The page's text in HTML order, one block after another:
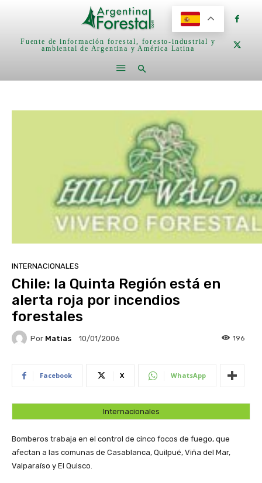
Fuente de información forestal, foresto-industrial y
ambiental de Argentina y América Latina
INTERNACIONALES
Chile: la Quinta Región está en
alerta roja por incendios
forestales
Por Matias 10/01/2006 196
Facebook X WhatsApp
Internacionales
Bomberos trabaja en el control de cinco focos de fuego, que
afectan a las comunas de Casablanca, Quilpué, Viña del Mar,
Valparaíso y El Quisco.